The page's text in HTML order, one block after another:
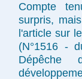
Compte
surpris,
l'article sur
(N°1516 -
Dépêche